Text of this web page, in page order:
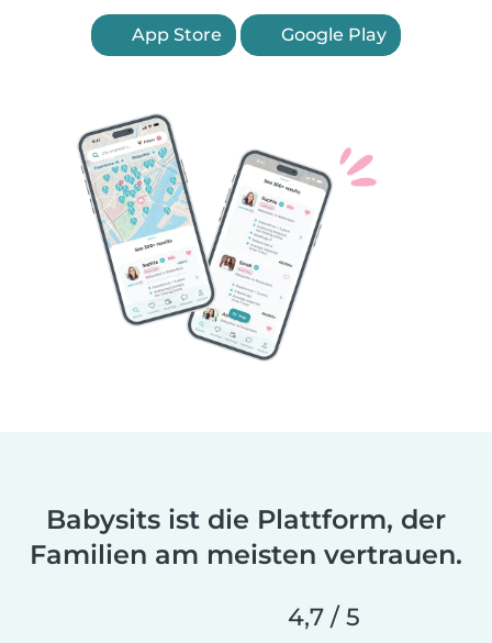
App Store Google Play
Babysits ist die Plattform, der
Familien am meisten vertrauen.
4,7 / 5